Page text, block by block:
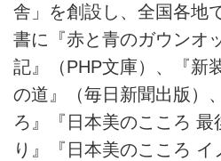
舎」を創設し、全国各地
書に『赤と青のガウンオ
記』（PHP文庫）、『新
の道』（毎日新聞出版）
ろ』『日本美のこころ 最
り』『日本美のこころ